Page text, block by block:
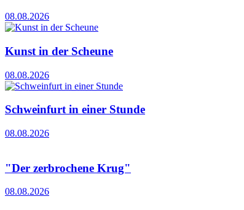
08.08.2026
Kunst in der Scheune
08.08.2026
Schweinfurt in einer Stunde
08.08.2026
"Der zerbrochene Krug"
08.08.2026